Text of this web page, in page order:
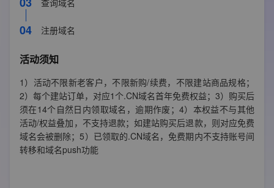
购买时长
1年
查询域名
04 注册域名
活动须知
1）活动不限新老客户，不限新购/续费，不限建站商品规格；
2）每个建站订单，对应1个.CN域名首年免费权益；3）购买后
须在14个自然日内领取域名，逾期作废；4）本权益不与其他
活动/权益叠加，不支持退款；如建站购买后退款，则对应免费
域名会被删除；5）已领取的.CN域名，免费期内不支持账号间
转移和域名push功能